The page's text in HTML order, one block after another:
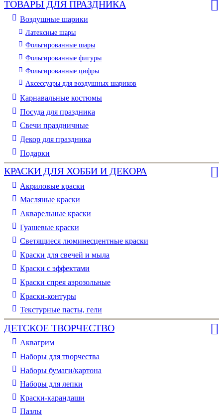
ТОВАРЫ ДЛЯ ПРАЗДНИКА
Воздушные шарики
Латексные шары
Фольгированные шары
Фольгированные фигуры
Фольгированные цифры
Аксессуары для воздушных шариков
Карнавальные костюмы
Посуда для праздника
Свечи праздничные
Декор для праздника
Подарки
КРАСКИ ДЛЯ ХОББИ И ДЕКОРА
Акриловые краски
Масляные краски
Акварельные краски
Гуашевые краски
Светящиеся люминесцентные краски
Краски для свечей и мыла
Краски с эффектами
Краски спрея аэрозольные
Краски-контуры
Текстурные пасты, гели
ДЕТСКОЕ ТВОРЧЕСТВО
Аквагрим
Наборы для творчества
Наборы бумаги/картона
Наборы для лепки
Краски-карандаши
Пазлы